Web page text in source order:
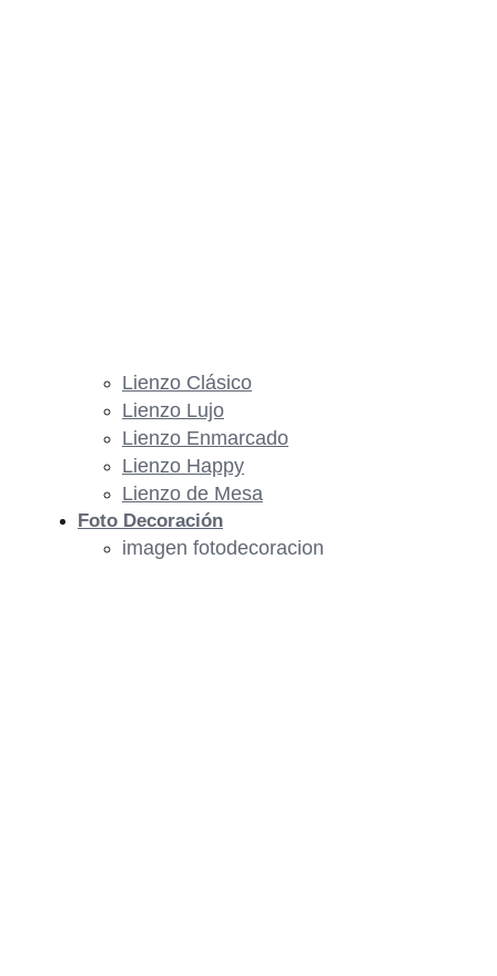
Lienzo Clásico
Lienzo Lujo
Lienzo Enmarcado
Lienzo Happy
Lienzo de Mesa
Foto Decoración
imagen fotodecoracion